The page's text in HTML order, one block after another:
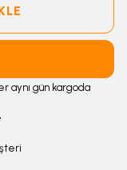
aynı gün kargoda